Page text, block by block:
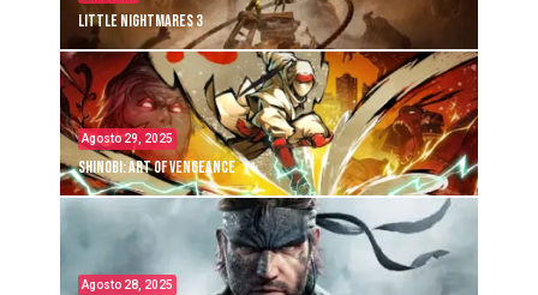
Little Nightmares 3
Agosto 29, 2025
Shinobi: Art of Vengeance
Agosto 28, 2025